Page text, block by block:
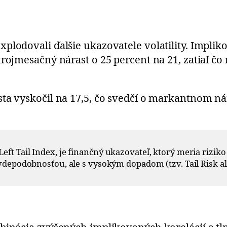
ďalšie ukazovatele volatility.
nárast o 25 percent na 21, zatiaľ
vyskočil na 17,5, čo svedčí o markantnom
Tail Index, je finančný ukazovateľ, ktorý meria
ale s vysokým dopadom (tzv. Tail Risk